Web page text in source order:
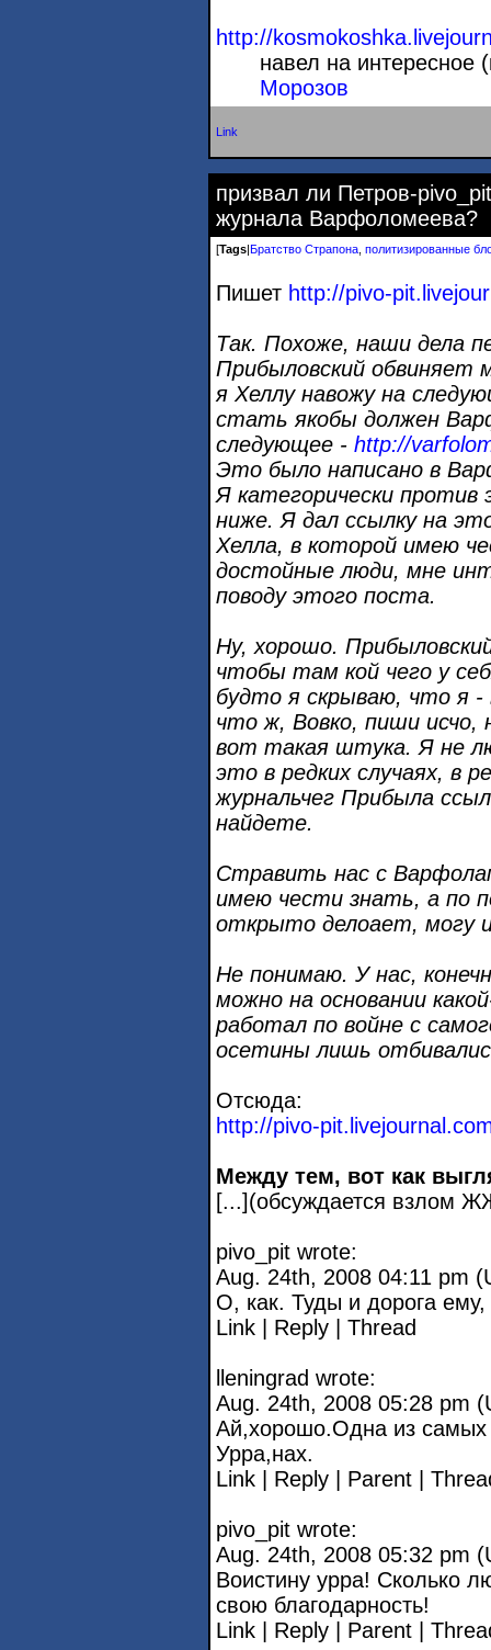
http://
навел на интересное
Морозов
Link
призвал ли Петров-
журнала Варфоломеева?
[Tags Братство Страпона политизированные
Пишет http://pivo-
Так. Похоже, наши дела
Прибыловский обвиняет
я Хеллу навожу на
стать якобы должен
следующее - http://
Это было написано в
Я категорически против
ниже. Я дал ссылку на
Хелла, в которой имею
достойные люди, мне
поводу этого поста.
Ну, хорошо.
чтобы там кой чего у
будто я скрываю, что я
что ж, Вовко, пиши исчо,
вот такая штука. Я не
это в редких случаях, в
журнальчег Прибыла
найдете.
Стравить нас с
имею чести знать, а по
открыто делоает, могу
Не понимаю. У нас,
можно на основании
работал по войне с
осетины лишь
Отсюда:
http://pivo-
Между тем, вот как
[...](обсуждается взлом
pivo_pit wrote:
Aug. 24th, 2008 04:11 pm
О, как. Туды и дорога ему,
Link | Reply | Thread
lleningrad wrote:
Aug. 24th, 2008 05:28 pm
Ай,хорошо.Одна из
Урра,нах.
Link | Reply | Parent |
pivo_pit wrote:
Aug. 24th, 2008 05:32 pm
Воистину урра! Сколько
свою благодарность!
Link | Reply | Parent |